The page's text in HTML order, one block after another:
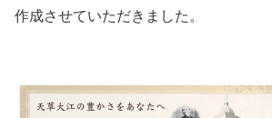
作成させていただきました。